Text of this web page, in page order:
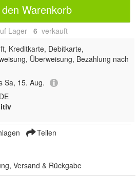
Warenkorb
Lager 6 verkauft
Kreditkarte, Debitkarte,
Überweisung, Bezahlung nach
Sa, 15. Aug.
Teilen
Versand & Rückgabe